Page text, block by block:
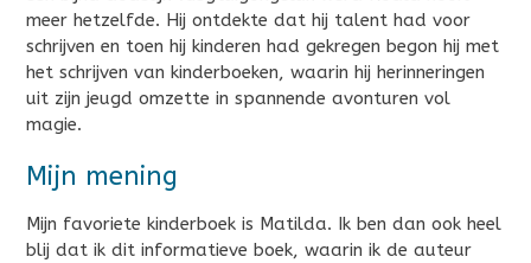
meer hetzelfde. Hij ontdekte dat hij talent had voor
schrijven en toen hij kinderen had gekregen begon hij met
het schrijven van kinderboeken, waarin hij herinneringen
uit zijn jeugd omzette in spannende avonturen vol
magie.
Mijn mening
Mijn favoriete kinderboek is Matilda. Ik ben dan ook heel
blij dat ik dit informatieve boek, waarin ik de auteur